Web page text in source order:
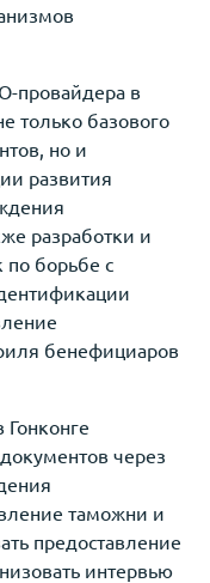
провайдера в
только базового
но и
развития
разработки и
по борьбе с
бенефициаров
через
таможни и
предоставление
интервью